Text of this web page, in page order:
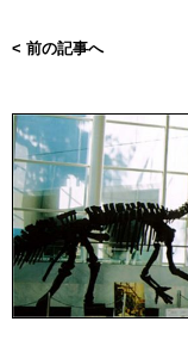
< 前の記事へ